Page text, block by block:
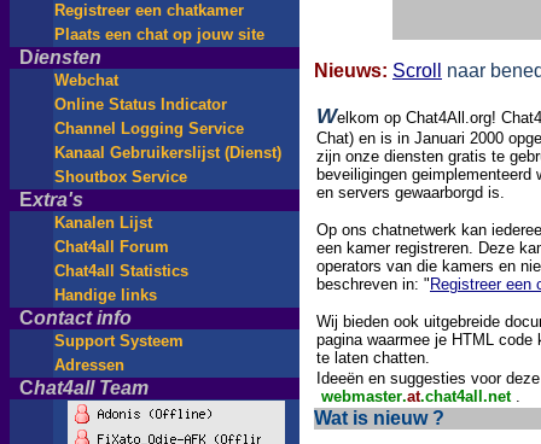
Registreer een chatkamer
Plaats een chat op jouw site
Diensten
Webchat
Online Status Indicator
Channel Logging Service
Kanaal Gebruikerslijst (Dienst)
Shoutbox Service
Extra's
Kanalen Lijst
Chat4all Forum
Chat4all Statistics
Handige links
Contact info
Support Systeem
Adressen
Chat4all Team
Nieuws: Scroll naar
Welkom op Chat4All .org!
Chat) en is in Januari 2000
zijn onze diensten gratis te
beveiligingen
en servers gewaarborgd is.
Op ons chatnetwerk kan
een kamer registreren. Deze
operators van die kamers en
beschreven in: " Registreer een
Wij bieden ook uitgebreide
pagina waarmee je HTML
te laten chatten.
Ideeën en suggesties voor
webmaster.at.chat4all.net.
Wat is nieuw ?